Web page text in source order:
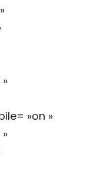
»on »